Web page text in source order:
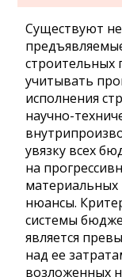
Существуют
строительных
учитывать
исполнения
научно-
увязку всех
на
материальных
нюансы.
системы
является
над ее
возложенных